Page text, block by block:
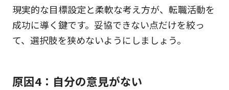
現実的な目標設定と柔軟な考え方が、転職活動を
成功に導く鍵です。妥協できない点だけを絞っ
て、選択肢を狭めないようにしましょう。
原因4：自分の意見がない